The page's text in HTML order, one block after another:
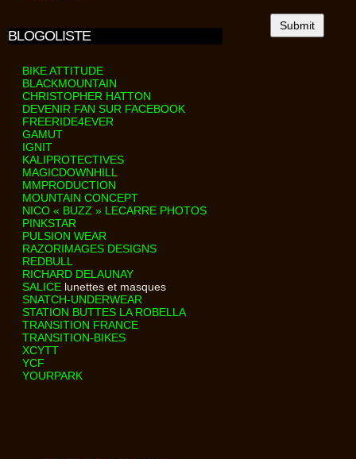
BLOGOLISTE
BIKE ATTITUDE
BLACKMOUNTAIN
CHRISTOPHER HATTON
DEVENIR FAN SUR FACEBOOK
FREERIDE4EVER
GAMUT
IGNIT
KALIPROTECTIVES
MAGICDOWNHILL
MMPRODUCTION
MOUNTAIN CONCEPT
NICO « BUZZ » LECARRE PHOTOS
PINKSTAR
PULSION WEAR
RAZORIMAGES DESIGNS
REDBULL
RICHARD DELAUNAY
SALICE lunettes et masques
SNATCH-UNDERWEAR
STATION BUTTES LA ROBELLA
TRANSITION FRANCE
TRANSITION-BIKES
XCYTT
YCF
YOURPARK